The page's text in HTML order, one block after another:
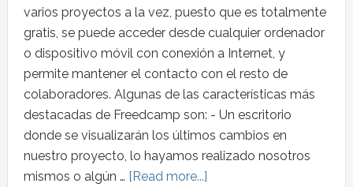
varios proyectos a la vez, puesto que es totalmente
gratis, se puede acceder desde cualquier ordenador
o dispositivo móvil con conexión a Internet, y
permite mantener el contacto con el resto de
colaboradores. Algunas de las características más
destacadas de Freedcamp son: - Un escritorio
donde se visualizarán los últimos cambios en
nuestro proyecto, lo hayamos realizado nosotros
mismos o algún … [Read more...]